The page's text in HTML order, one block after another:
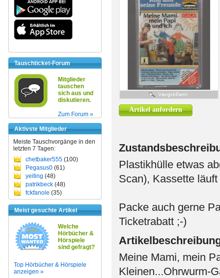
Tauschticket-Forum
Mitglieder
tauschen
sich aus und
diskutieren.
Zum Forum »
Aktivste Mitglieder
Meiste Tauschvorgänge in den
letzten 7 Tagen:
chetbaker555 (100)
Pegasus0 (61)
yeiting (48)
patrikbeck (48)
fckfanole (35)
Meist gesuchte Artikel
Welche
Hörbücher &
Hörspiele
sind gefragt?
Top Hörbücher & Hörspiele
anzeigen »
Artikel anfordern
Plastikhülle etwas
Scan), Kassette
Packe auch gerne
Ticketrabatt ;-)
Meine Mami, mein
Kleinen...Ohrwurm-